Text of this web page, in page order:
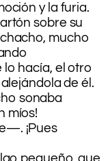
y la furia.
sobre su
mucho
hacía, el otro
de él.
sonaba
míos!
¡Pues
pequeño, que